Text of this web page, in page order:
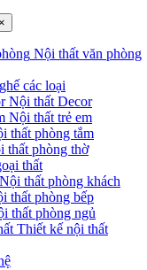
×
Nội thất văn phòng
các loại
Nội thất Decor
Nội thất trẻ em
thất phòng tắm
thất phòng thờ
thất
Nội thất phòng khách
thất phòng bếp
thất phòng ngủ
Thiết kế nội thất